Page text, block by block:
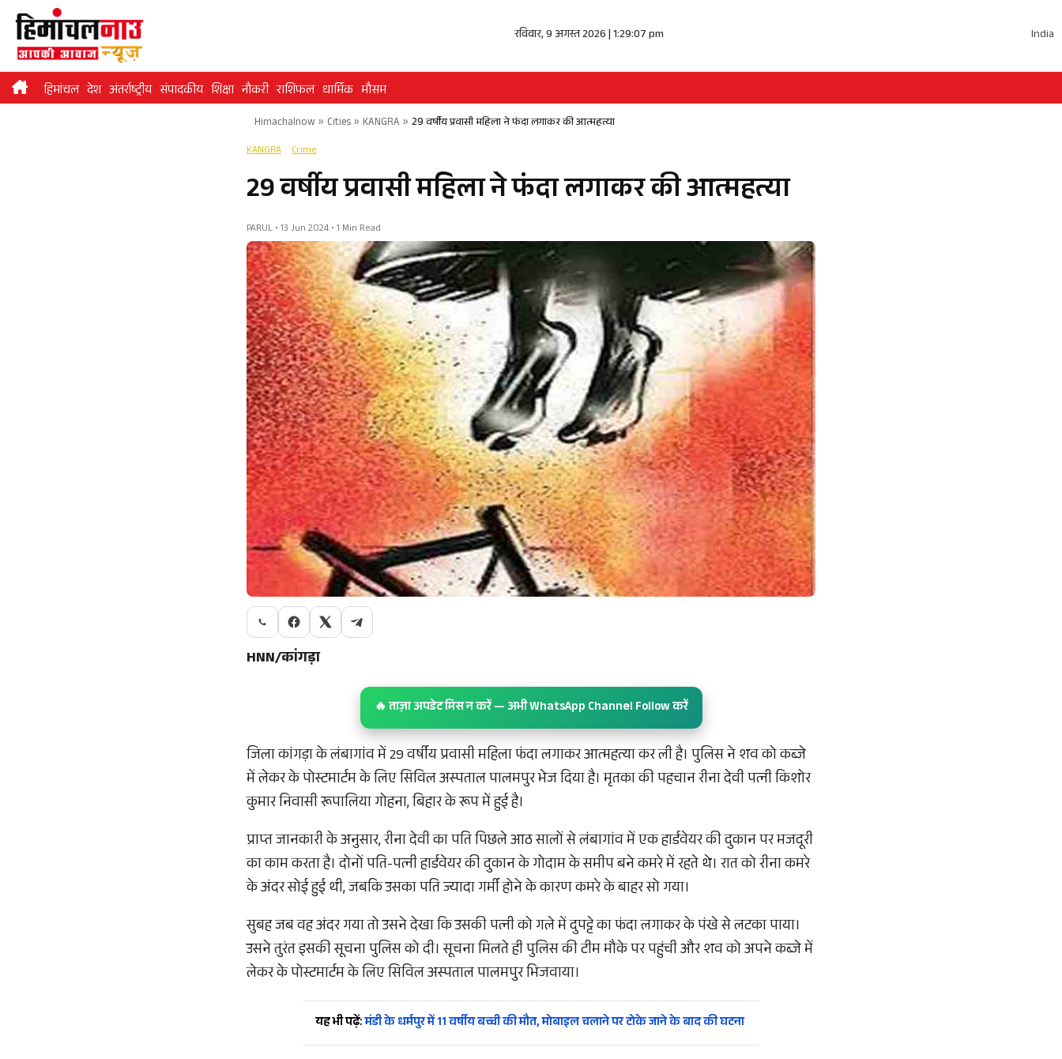
Skip
content
रविवार, 9 अगस्त 2026 | 1:29:07 pm India
हिमांचल देश अंतर्राष्ट्रीय संपादकीय शिक्षा नौकरी राशिफल धार्मिक मौसम
Himachalnow» Cities» KANGRA » 29 वर्षीय प्रवासी महिला ने फंदा लगाकर की आत्महत्या
KANGRA Crime
29 वर्षीय प्रवासी महिला ने फंदा लगाकर की आत्महत्या
PARUL • 13 Jun 2024 • 1 Min Read
HNN/कांगड़ा
🔥 ताज़ा अपडेट मिस न करें — अभी WhatsApp Channel Follow करें
जिला कांगड़ा के लंबागांव में 29 वर्षीय प्रवासी महिला फंदा लगाकर आत्महत्या कर ली है। पुलिस ने शव को कब्जे
में लेकर के पोस्टमार्टम के लिए सिविल अस्पताल पालमपुर भेज दिया है। मृतका की पहचान रीना देवी पत्नी किशोर
कुमार निवासी रूपालिया गोहना, बिहार के रूप में हुई है।
प्राप्त जानकारी के अनुसार, रीना देवी का पति पिछले आठ सालों से लंबागांव में एक हार्डवेयर की दुकान पर मजदूरी
का काम करता है। दोनों पति-पत्नी हार्डवेयर की दुकान के गोदाम के समीप बने कमरे में रहते थे। रात को रीना कमरे
के अंदर सोई हुई थी, जबकि उसका पति ज्यादा गर्मी होने के कारण कमरे के बाहर सो गया।
सुबह जब वह अंदर गया तो उसने देखा कि उसकी पत्नी को गले में दुपट्टे का फंदा लगाकर के पंखे से लटका पाया।
उसने तुरंत इसकी सूचना पुलिस को दी। सूचना मिलते ही पुलिस की टीम मौके पर पहुंची और शव को अपने कब्जे में
लेकर के पोस्टमार्टम के लिए सिविल अस्पताल पालमपुर भिजवाया।
यह भी पढ़ें:मंडी के धर्मपुर में 11 वर्षीय बच्ची की मौत, मोबाइल चलाने पर टोके जाने के बाद की घटना